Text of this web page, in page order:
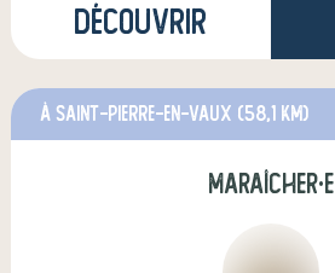
Découvrir
à Saint-Pierre-en-Vaux (58,1 km)
maraîcher·e